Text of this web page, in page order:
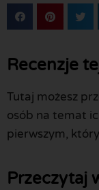
Recenzje
Tutaj możesz
osób na temat
pierwszym,
Przeczytaj